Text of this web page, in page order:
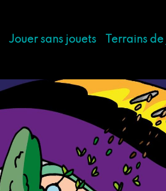
Jouer sans jouets Terrains